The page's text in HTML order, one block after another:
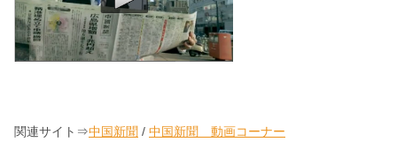
関連サイト⇒中国新聞 / 中国新聞 動画コーナー